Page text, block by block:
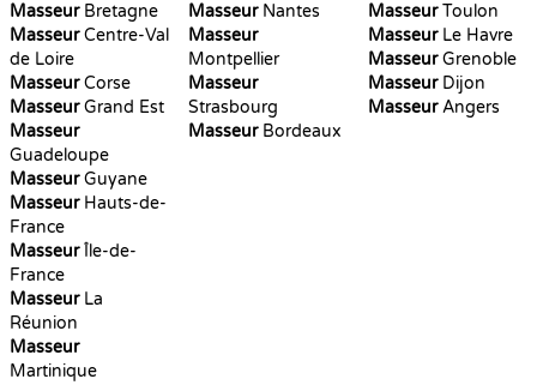
MasseurBretagne
MasseurCentre-Val
de Loire
MasseurCorse
MasseurGrand Est
Masseur
Guadeloupe
MasseurGuyane
MasseurHauts-de-
France
MasseurÎle-de-
France
MasseurLa
Réunion
Masseur
Martinique
MasseurNantes
Masseur
Montpellier
Masseur
Strasbourg
MasseurBordeaux
MasseurToulon
MasseurLe Havre
MasseurGrenoble
MasseurDijon
MasseurAngers